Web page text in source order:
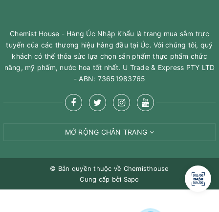
Chemist House - Hàng Úc Nhập Khẩu là trang mua sắm trực
tuyến của các thương hiệu hàng đầu tại Úc. Với chúng tôi, quý
khách có thể thỏa sức lựa chọn sản phẩm thực phẩm chức
năng, mỹ phấm, nước hoa tốt nhất. U Trade & Express PTY LTD
- ABN: 73651983765
MỞ RỘNG CHÂN TRANG
© Bản quyền thuộc về Chemisthouse
Cung cấp bởi Sapo